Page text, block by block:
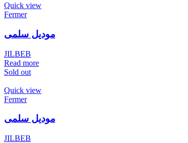
Quick view
Fermer
موديل سلمى
JILBEB
Read more
Sold out
Quick view
Fermer
موديل سلمى
JILBEB